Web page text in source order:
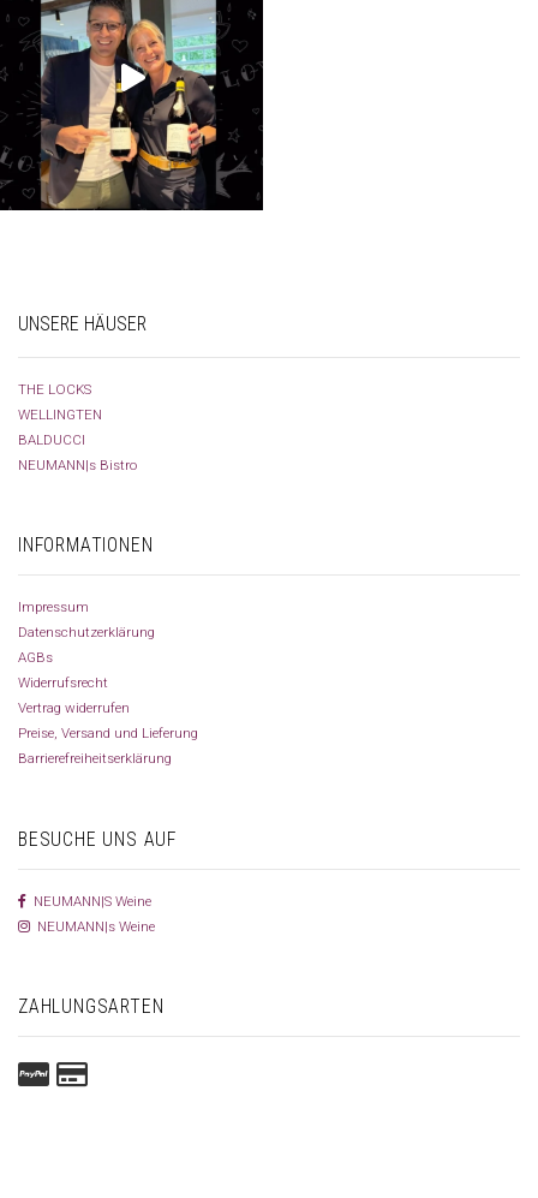
UNSERE HÄUSER
THE LOCKS
WELLINGTEN
BALDUCCI
NEUMANN|s Bistro
INFORMATIONEN
Impressum
Datenschutzerklärung
AGBs
Widerrufsrecht
Vertrag widerrufen
Preise, Versand und Lieferung
Barrierefreiheitserklärung
BESUCHE UNS AUF
NEUMANN|S Weine
NEUMANN|s Weine
ZAHLUNGSARTEN